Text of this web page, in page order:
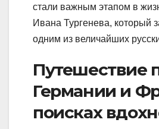
стали важным этапом в
Ивана Тургенева, который
одним из величайших
Путешествие
Германии и
поисках